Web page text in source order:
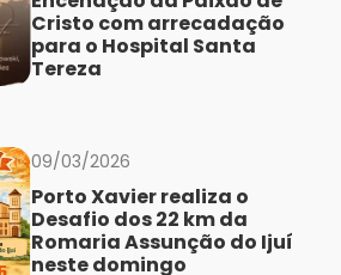
Cristo com arrecadação
para o Hospital Santa
Tereza
09/03/2026
Porto Xavier realiza o
Desafio dos 22 km da
Romaria Assunção do Ijuí
neste domingo